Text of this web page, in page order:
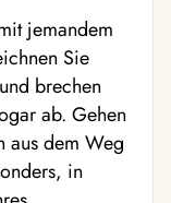
jemandem
Sie
brechen
ab. Gehen
aus dem Weg
in